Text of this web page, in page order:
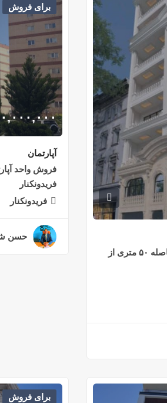
فروش واحد آپارتمان ۲خوابه در فاصله ۵۰ متری از
برای فروش
آپارتمان
فریدونکنار
فریدونکنار
حسن
برای فروش